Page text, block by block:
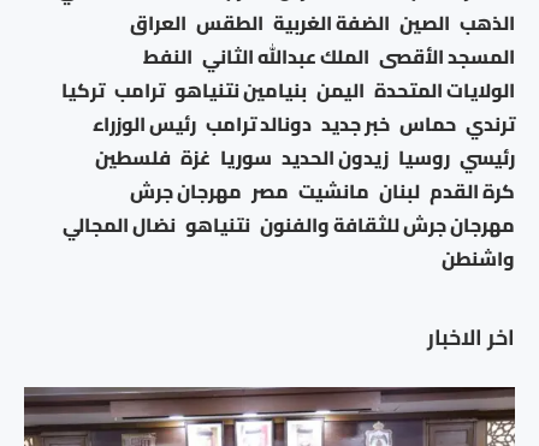
اخر الاخبار
الذهب الصين الضفة الغربية الطقس العراق
المسجد الأقصى الملك عبدالله الثاني النفط
الولايات المتحدة اليمن بنيامين نتنياهو ترامب تركيا
ترندي حماس خبر جديد دونالد ترامب رئيس الوزراء
رئيسي روسيا زيدون الحديد سوريا غزة فلسطين
كرة القدم لبنان مانشيت مصر مهرجان جرش
مهرجان جرش للثقافة والفنون نتنياهو نضال المجالي
واشنطن